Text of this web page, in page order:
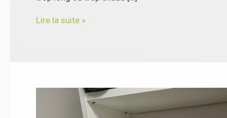
Lire la suite »